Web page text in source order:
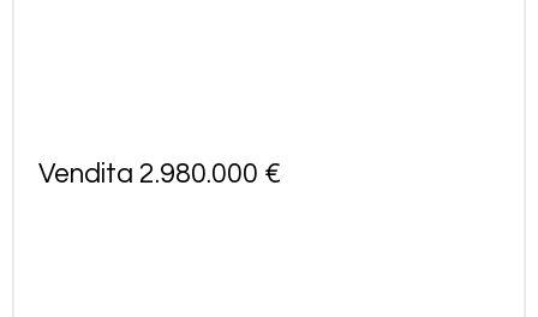
Vendita 2.980.000 €